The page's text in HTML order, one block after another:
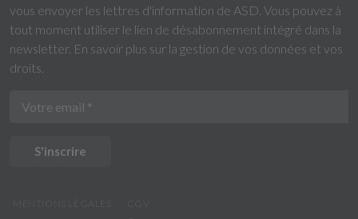
vous envoyer les lettres d'information de ASD. Vous pouvez à
tout moment utiliser le lien de désabonnement intégré dans la
newsletter. En savoir plus sur la gestion de vos données et vos
droits
S'inscrire